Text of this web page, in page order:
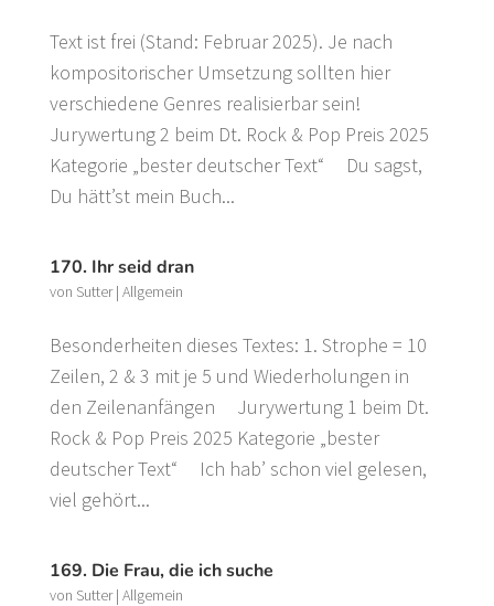
Text ist frei (Stand: Februar 2025). Je nach
kompositorischer Umsetzung sollten hier
verschiedene Genres realisierbar sein!
Jurywertung 2 beim Dt. Rock & Pop Preis 2025
Kategorie „bester deutscher Text“ Du sagst,
Du hätt’st mein Buch...
170. Ihr seid dran
von Sutter| Allgemein
Besonderheiten dieses Textes: 1. Strophe = 10
Zeilen, 2 & 3 mit je 5 und Wiederholungen in
den Zeilenanfängen Jurywertung 1 beim Dt.
Rock & Pop Preis 2025 Kategorie „bester
deutscher Text“ Ich hab’ schon viel gelesen,
viel gehört...
169. Die Frau, die ich suche
von Sutter| Allgemein